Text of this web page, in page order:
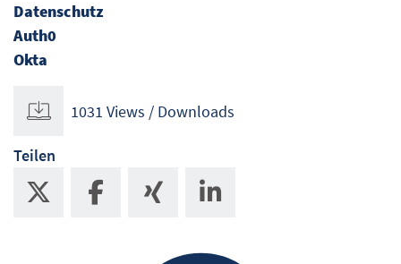
Datenschutz
Auth0
Okta
1031 Views / Downloads
Teilen